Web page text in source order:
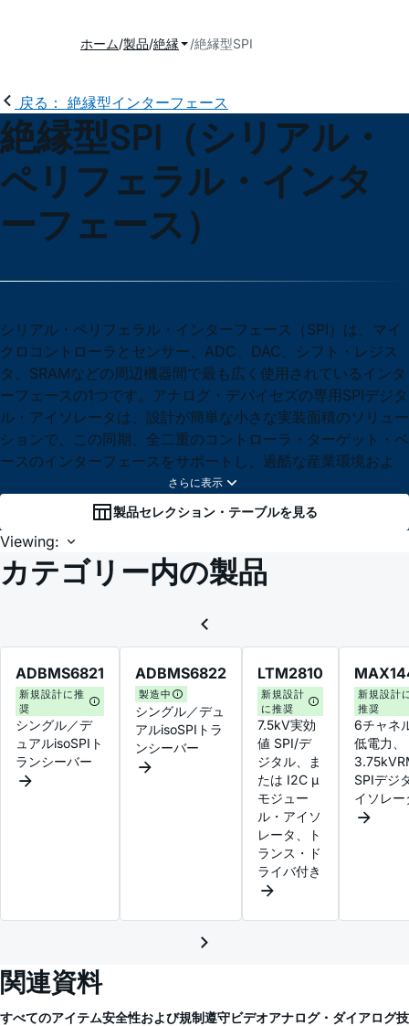
ホーム 製品 絶縁 絶縁型SPI
戻る： 絶縁型インターフェース
絶縁型SPI（シリアル・
ペリフェラル・インタ
ーフェース）
シリアル・ペリフェラル・インターフェース（SPI）は、マイ
クロコントローラとセンサー、ADC、DAC、シフト・レジス
タ、SRAMなどの周辺機器間で最も広く使用されているインタ
ーフェースの1つです。アナログ・デバイセズの専用SPIデジタ
ル・アイソレータは、設計が簡単な小さな実装面積のソリュー
ションで、この同期、全二重のコントローラ・ターゲット・ベ
ースのインターフェースをサポートし、過酷な産業環境およ
製品セレクション・テーブルを見る
Viewing:
カテゴリー内の製品
ADBMS6821
新規設計に推
奨
シングル／デ
ュアルisoSPIト
ランシーバー
ADBMS6822
製造中
シングル／デュ
アルisoSPIトラ
ンシーバー
LTM2810
新規設計
に推奨
7.5kV実効
値 SPI/デ
ジタル、ま
たは I2C µ
モジュー
ル・アイソ
レータ、ト
ランス・ド
ライバ付き
新規設計
推奨
6チャネ
低電力、
SPIデジ
イソレー
関連資料
すべてのアイテム安全性および規制遵守ビデオアナログ・ダイアログ